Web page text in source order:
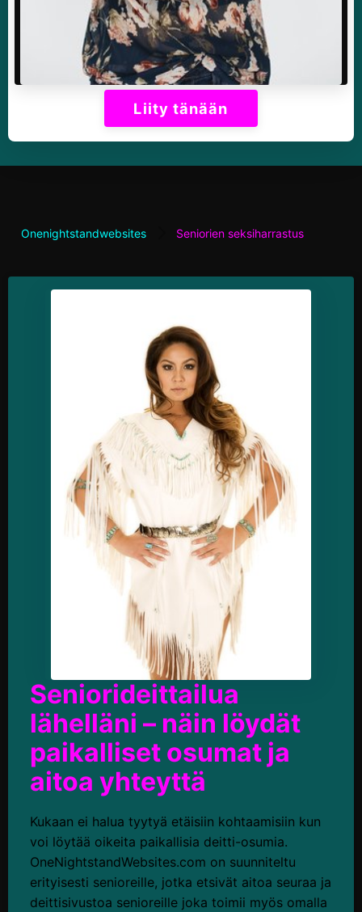
Liity tänään
Onenightstandwebsites Seniorien seksiharrastus
Seniorideittailua
lähelläni – näin löydät
paikalliset osumat ja
aitoa yhteyttä
Kukaan ei halua tyytyä etäisiin kohtaamisiin kun
voi löytää oikeita paikallisia deitti-osumia.
OneNightstandWebsites.com on suunniteltu
erityisesti senioreille, jotka etsivät aitoa seuraa ja
deittisivustoa senioreille joka toimii myös omalla